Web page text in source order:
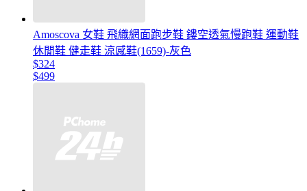
Amoscova 女鞋 飛織網面跑步鞋 鏤空透氣慢跑鞋 運動鞋
休閒鞋 健走鞋 涼感鞋(1659)-灰色
$324
$499